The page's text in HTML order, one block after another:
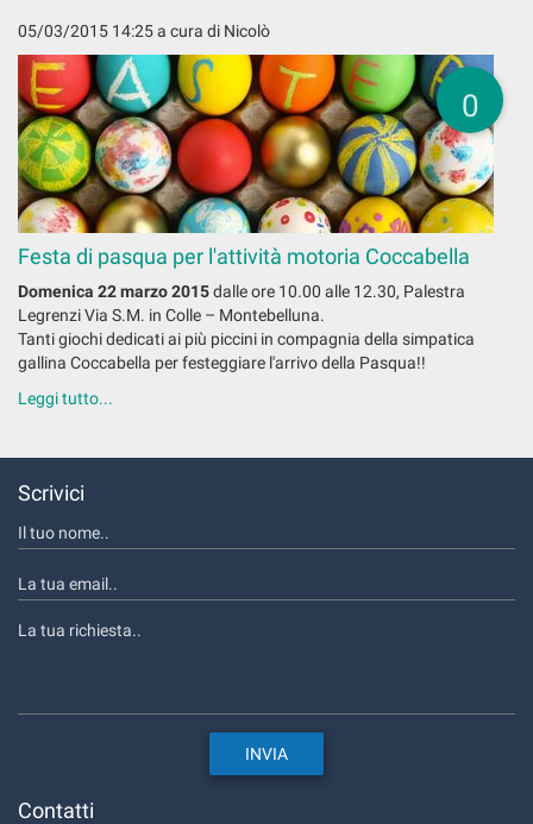
05/03/2015 14:25a cura di Nicolò
0
Festa di pasqua per l'attività motoria Coccabella
Domenica 22 marzo 2015dalle ore 10.00 alle 12.30, Palestra
Legrenzi Via S.M. in Colle – Montebelluna.
Tanti giochi dedicati ai più piccini in compagnia della simpatica
gallina Coccabella per festeggiare l'arrivo della Pasqua!!
Leggi tutto...
Scrivici
Contatti